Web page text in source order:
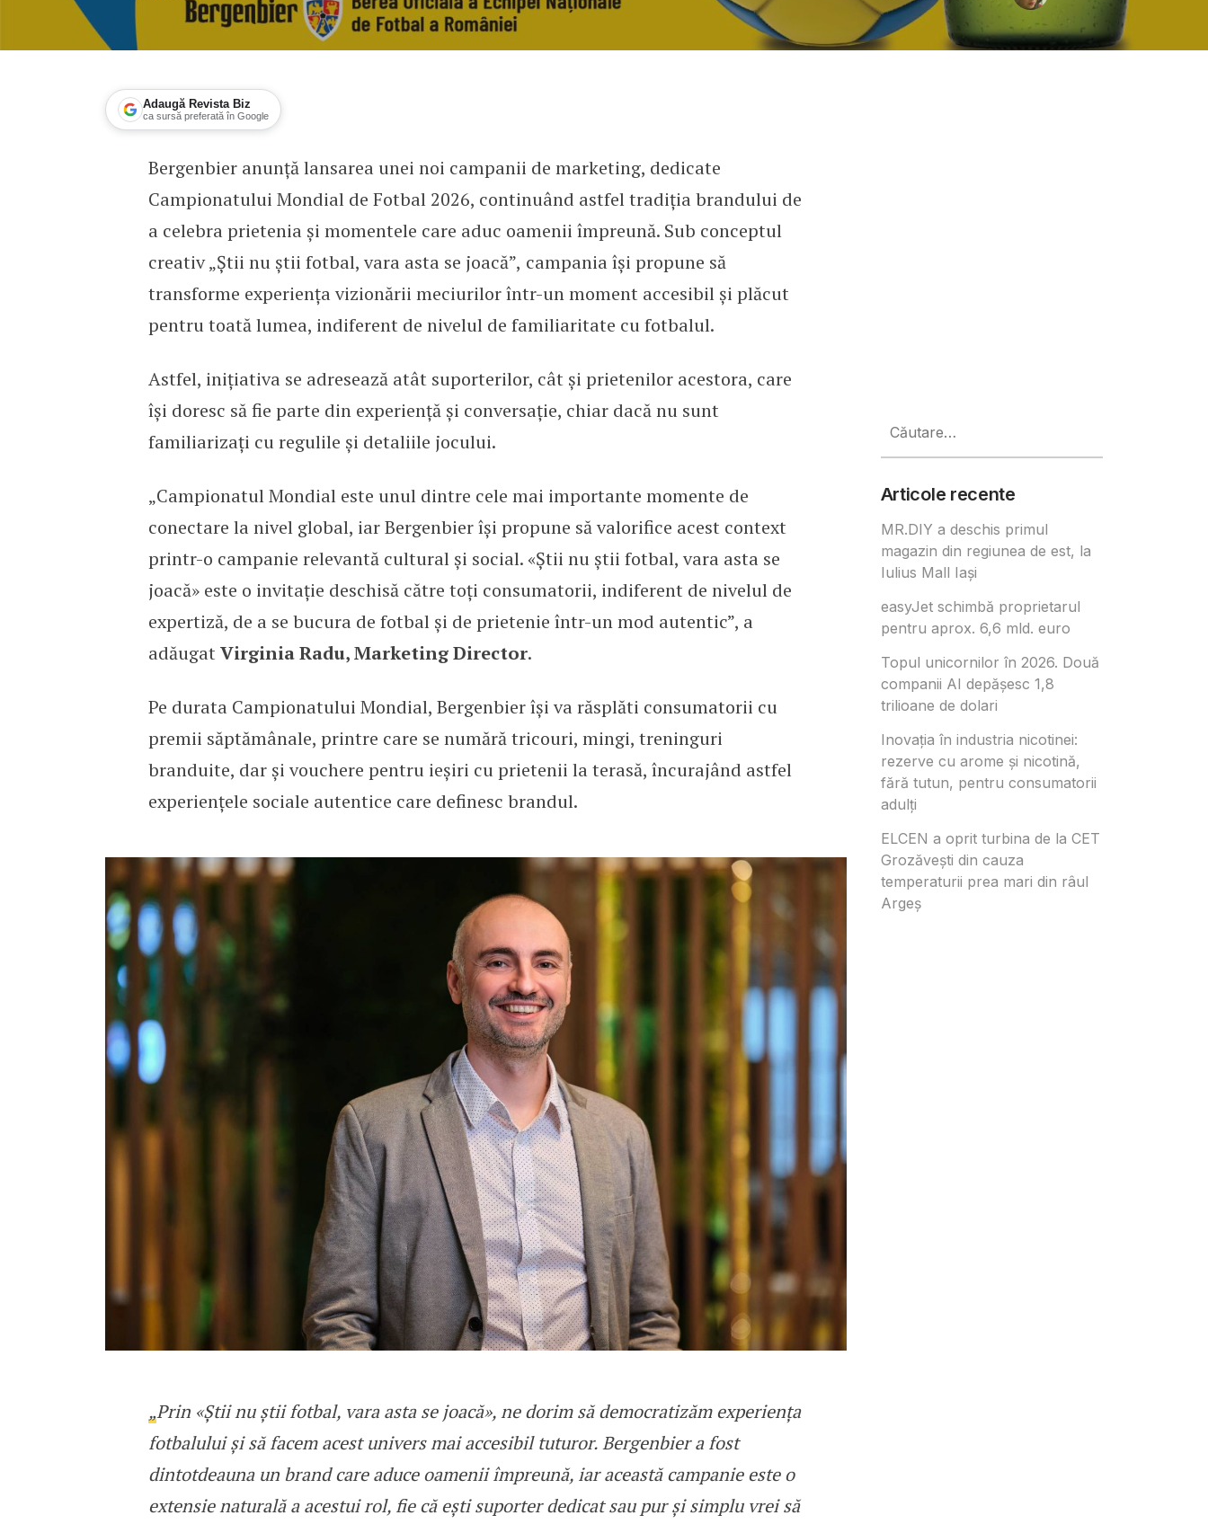
Adaugă Revista Biz
ca sursă preferată în Google
Bergenbier lansează campania „Știi nu știi fotbal, vara asta se joacă”, dedicată
Bergenbier anunță lansarea unei noi campanii de marketing, dedicate
Campionatului Mondial de Fotbal 2026, continuând astfel tradiția brandului de
a celebra prietenia și momentele care aduc oamenii împreună. Sub conceptul
creativ „Știi nu știi fotbal, vara asta se joacă”, campania își propune să
transforme experiența vizionării meciurilor într-un moment accesibil și plăcut
pentru toată lumea, indiferent de nivelul de familiaritate cu fotbalul.
Astfel, inițiativa se adresează atât suporterilor, cât și prietenilor acestora, care
își doresc să fie parte din experiență și conversație, chiar dacă nu sunt
familiarizați cu regulile și detaliile jocului.
„Campionatul Mondial este unul dintre cele mai importante momente de
conectare la nivel global, iar Bergenbier își propune să valorifice acest context
printr-o campanie relevantă cultural și social. «Știi nu știi fotbal, vara asta se
joacă» este o invitație deschisă către toți consumatorii, indiferent de nivelul de
expertiză, de a se bucura de fotbal și de prietenie într-un mod autentic”, a
adăugat Virginia Radu, Marketing Director.
Pe durata Campionatului Mondial, Bergenbier își va răsplăti consumatorii cu
premii săptămânale, printre care se numără tricouri, mingi, treninguri
branduite, dar și vouchere pentru ieșiri cu prietenii la terasă, încurajând astfel
experiențele sociale autentice care definesc brandul.
„Prin «Știi nu știi fotbal, vara asta se joacă», ne dorim să democratizăm experiența
fotbalului și să facem acest univers mai accesibil tuturor. Bergenbier a fost
dintotdeauna un brand care aduce oamenii împreună, iar această campanie este o
extensie naturală a acestui rol, fie că ești suporter dedicat sau pur și simplu vrei să
după:
Articole recente
MR.DIY a deschis primul
magazin din regiunea de est, la
Iulius Mall Iași
easyJet schimbă proprietarul
pentru aprox. 6,6 mld. euro
Topul unicornilor în 2026. Două
companii AI depășesc 1,8
trilioane de dolari
Inovația în industria nicotinei:
rezerve cu arome și nicotină,
fără tutun, pentru consumatorii
adulți
ELCEN a oprit turbina de la CET
Grozăvești din cauza
temperaturii prea mari din râul
Argeș